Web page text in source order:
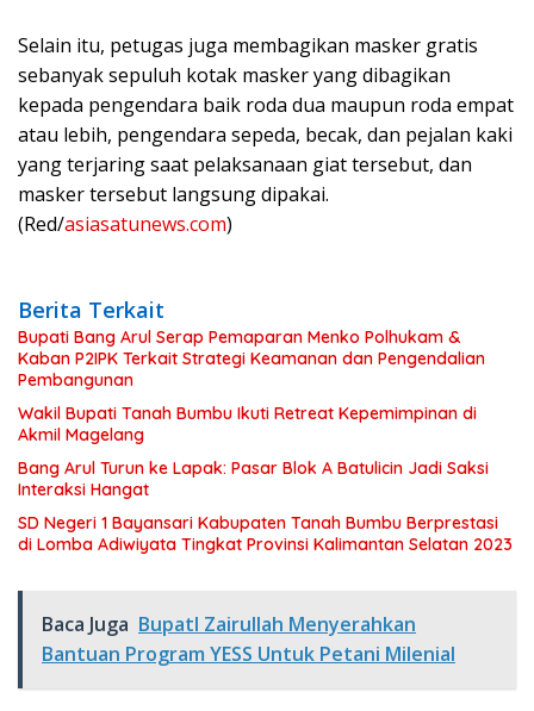
Selain itu, petugas juga membagikan masker gratis
sebanyak sepuluh kotak masker yang dibagikan
kepada pengendara baik roda dua maupun roda empat
atau lebih, pengendara sepeda, becak, dan pejalan kaki
yang terjaring saat pelaksanaan giat tersebut, dan
masker tersebut langsung dipakai.
(Red/asiasatunews.com)
Berita Terkait
Bupati Bang Arul Serap Pemaparan Menko Polhukam &
Kaban P2IPK Terkait Strategi Keamanan dan Pengendalian
Pembangunan
Wakil Bupati Tanah Bumbu Ikuti Retreat Kepemimpinan di
Akmil Magelang
Bang Arul Turun ke Lapak: Pasar Blok A Batulicin Jadi Saksi
Interaksi Hangat
SD Negeri 1 Bayansari Kabupaten Tanah Bumbu Berprestasi
di Lomba Adiwiyata Tingkat Provinsi Kalimantan Selatan 2023
Baca Juga BupatI Zairullah Menyerahkan
Bantuan Program YESS Untuk Petani Milenial